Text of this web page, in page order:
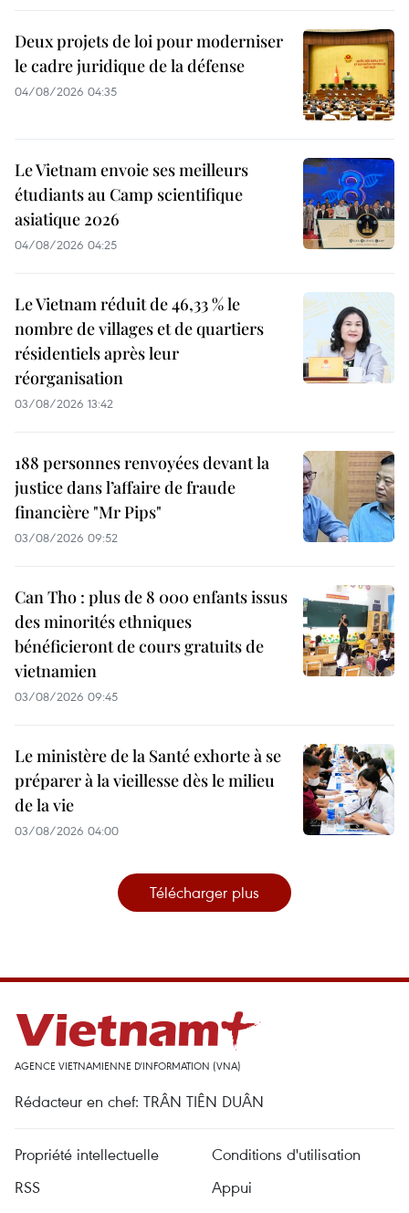
Deux projets de loi pour moderniser
le cadre juridique de la défense
04/08/2026 04:35
Le Vietnam envoie ses meilleurs
étudiants au Camp scientifique
asiatique 2026
04/08/2026 04:25
Le Vietnam réduit de 46,33 % le
nombre de villages et de quartiers
résidentiels après leur
réorganisation
03/08/2026 13:42
188 personnes renvoyées devant la
justice dans l’affaire de fraude
financière "Mr Pips"
03/08/2026 09:52
Can Tho : plus de 8 000 enfants issus
des minorités ethniques
bénéficieront de cours gratuits de
vietnamien
03/08/2026 09:45
Le ministère de la Santé exhorte à se
préparer à la vieillesse dès le milieu
de la vie
03/08/2026 04:00
Télécharger plus
AGENCE VIETNAMIENNE D'INFORMATION (VNA)
Rédacteur en chef: TRÂN TIÊN DUÂN
Propriété intellectuelle
Conditions d'utilisation
RSS
Appui